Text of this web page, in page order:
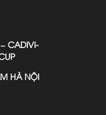
CADIVI-
HÀ NỘI